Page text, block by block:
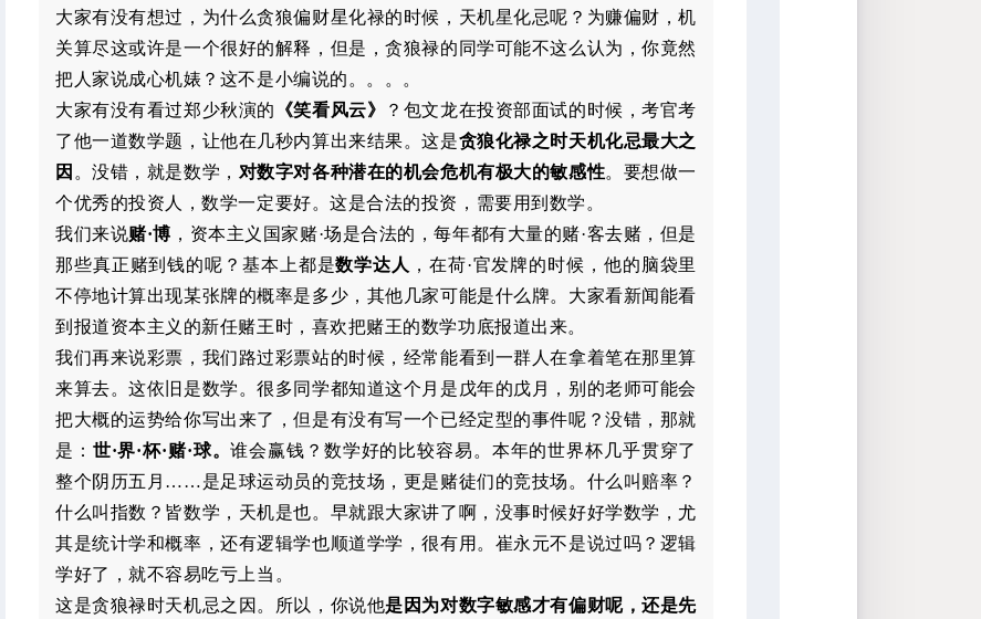
大家有没有想过，为什么贪狼偏财星化禄的时候，天机星化忌呢？为赚偏财，机
关算尽这或许是一个很好的解释，但是，贪狼禄的同学可能不这么认为，你竟然
把人家说成心机婊？这不是小编说的。。。。
大家有没有看过郑少秋演的
《笑看风云》
？包文龙在投资部面试的时候，考官考
了他一道数学题，让他在几秒内算出来结果。这是贪狼化禄之时天机化忌最大之
因 。没错，就是数学， 对数字对各种潜在的机会危机有极大的敏感性。要想做一
个优秀的投资人，数学一定要好。这是合法的投资，需要用到数学。
我们来说赌·博 ，资本主义国家赌·场是合法的，每年都有大量的赌·客去赌，但是
那些真正赌到钱的呢？基本上都是数学达人 ，在荷·官发牌的时候，他的脑袋里
不停地计算出现某张牌的概率是多少，其他几家可能是什么牌。大家看新闻能看
到报道资本主义的新任赌王时，喜欢把赌王的数学功底报道出来。
我们再来说彩票，我们路过彩票站的时候，经常能看到一群人在拿着笔在那里算
来算去。这依旧是数学。很多同学都知道这个月是戊年的戊月，别的老师可能会
把大概的运势给你写出来了，但是有没有写一个已经定型的事件呢？没错，那就
是： 世·界·杯·赌·球。谁会赢钱？数学好的比较容易。本年的世界杯几乎贯穿了
整个阴历五月……是足球运动员的竞技场，更是赌徒们的竞技场。什么叫赔率？
什么叫指数？皆数学，天机是也。早就跟大家讲了啊，没事时候好好学数学，尤
其是统计学和概率，还有逻辑学也顺道学学，很有用。崔永元不是说过吗？逻辑
学好了，就不容易吃亏上当。
这是贪狼禄时天机忌之因。所以，你说他是因为对数字敏感才有偏财呢，还是先